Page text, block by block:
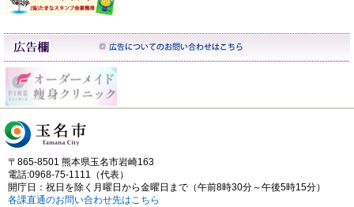
〒865-8501 熊本県玉名市岩崎163
電話:0968-75-1111（代表）
開庁日：祝日を除く月曜日から金曜日まで（午前8時30分～午後5時15分）
各課直通のお問い合わせ先はこちら